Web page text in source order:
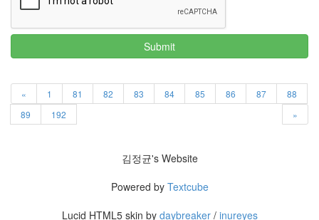
Submit
« 1 81 82 83 84 85 86 87
88
89
192 »
김
균
김정균's Website
Powered by Textcube
Lucid HTML5 skin by daybreaker/ inureyes